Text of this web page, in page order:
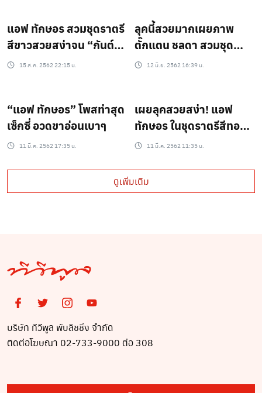
แอฟ ทักษอร สวมชุดราตรี
สีขาวสวยสง่าจน “กันต์”
ต้องแซว
15 ส.ค. 2562 22:15 น.
ลุคนี้สวยมากเผยภาพ
ตั๊กแตน ชลดา สวมชุด
ราตรีขึ้นเวที
12 มิ.ย. 2562 16:39 น.
“แอฟ ทักษอร” โพสท่าสุด
เซ็กซี่ อวดขาอ่อนเบาๆ
11 มี.ค. 2562 17:35 น.
เผยลุคสวยสง่า! แอฟ
ทักษอร ในชุดราตรีสีทอง
ทีดูแพงมาก
11 มี.ค. 2562 11:35 น.
ดูเพิ่มเติม
บริษัท ทีวีพูล พับลิชชิ่ง จำกัด
ติดต่อโฆษณา 02-733-9000 ต่อ 308